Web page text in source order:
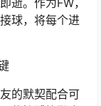
球，将每个进
的默契配合可